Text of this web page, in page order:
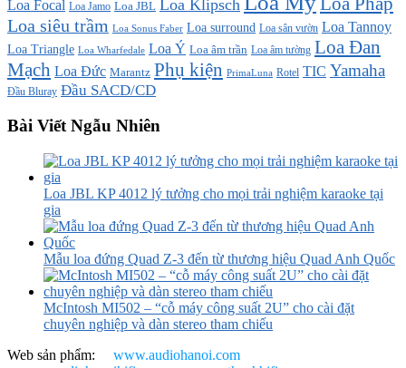
Loa Focal Loa Jamo Loa JBL Loa Klipsch
Loa siêu trầm Loa Sonus Faber Loa surround Loa sân vườn Loa Tannoy
Loa Triangle Loa Wharfedale Loa Ý Loa âm trần Loa âm tường Loa Đan
Mạch Loa Đức Marantz Phụ kiện PrimaLuna Rotel TIC Yamaha
Đầu Bluray Đầu SACD/CD
Bài Viết Ngẫu Nhiên
Loa JBL KP 4012 lý tưởng cho mọi trải nghiệm karaoke tại
gia
Mẫu loa đứng Quad Z-3 đến từ thương hiệu Quad Anh Quốc
McIntosh MI502 – “cỗ máy công suất 2U” cho cài đặt
chuyên nghiệp và dàn stereo tham chiếu
Web sản phẩm: www.audiohanoi.com